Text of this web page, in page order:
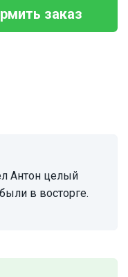
заказ
в восторге.